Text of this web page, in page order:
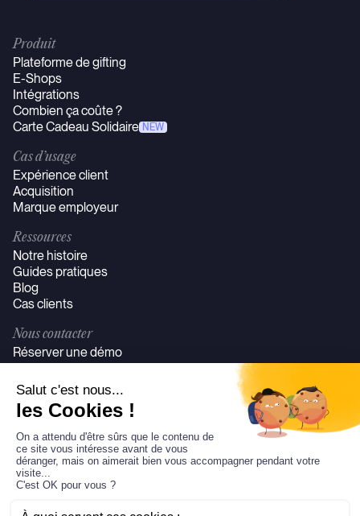
Produit
Plateforme de gifting
E-Shops
Intégrations
Combien ça coûte ?
Carte Cadeau Solidaire NEW
Cas d’usage
Expérience client
Acquisition
Marque employeur
Ressources
Notre histoire
Guides pratiques
Blog
Cas clients
Nous contacter
Réserver une démo
Se connecter